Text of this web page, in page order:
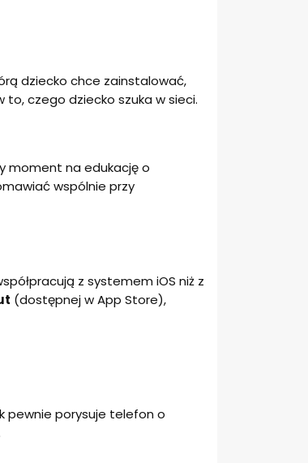
dziecko chce zainstalować,
czego dziecko szuka w sieci.
moment na edukację o
wspólnie przy
z systemem iOS niż z
(dostępnej w App Store),
pewnie porysuje telefon o